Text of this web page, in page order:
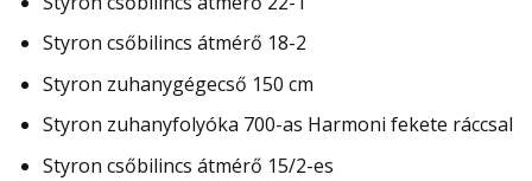
Styron csőbilincs átmérő 18-2
Styron zuhanygégecső 150 cm
Styron zuhanyfolyóka 700-as Harmoni fekete ráccsal
Styron csőbilincs átmérő 15/2-es